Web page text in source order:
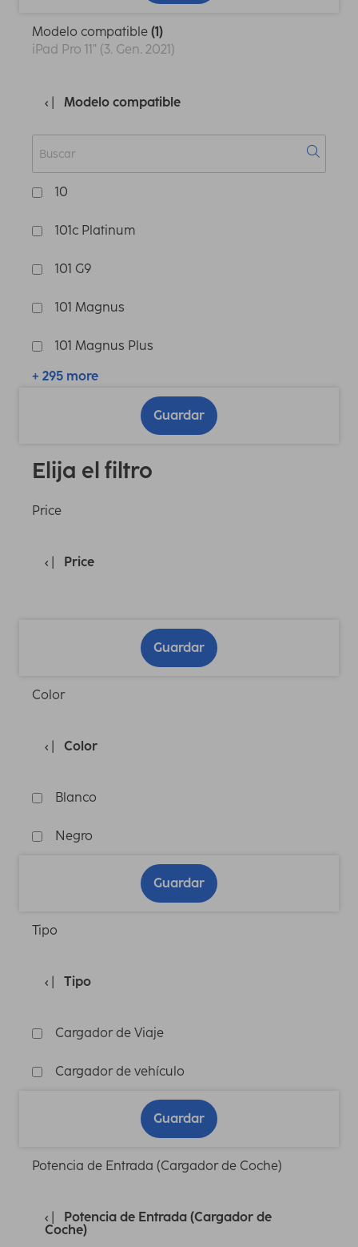
Modelo compatible (1)
iPad Pro 11" (3. Gen. 2021)
Modelo compatible
10
101c Platinum
101 G9
101 Magnus
101 Magnus Plus
+ 295 more
Guardar
Elija el filtro
Price
Price
Guardar
Color
Color
Blanco
Negro
Guardar
Tipo
Tipo
Cargador de Viaje
Cargador de vehículo
Guardar
Potencia de Entrada (Cargador de Coche)
Potencia de Entrada (Cargador de
Coche)